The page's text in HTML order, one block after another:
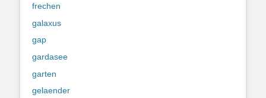
frechen
galaxus
gap
gardasee
garten
gelaender